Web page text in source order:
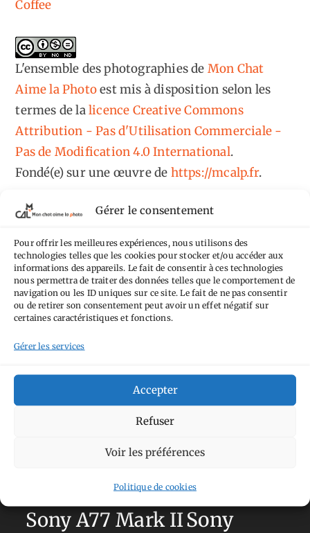
Gérer le consentement
Pour offrir les meilleures expériences, nous utilisons des
technologies telles que les cookies pour stocker et/ou accéder aux
informations des appareils. Le fait de consentir à ces technologies
nous permettra de traiter des données telles que le comportement de
navigation ou les ID uniques sur ce site. Le fait de ne pas consentir
ou de retirer son consentement peut avoir un effet négatif sur
certaines caractéristiques et fonctions.
Gérer les services
Accepter
Refuser
Voir les préférences
Politique de cookies
Coffee
L'ensemble des photographiesde Mon Chat
Aime la Photoest mis à disposition selon les
termes de lalicence Creative Commons
Attribution - Pas d'Utilisation Commerciale -
Pas de Modification 4.0 International.
Fondé(e) sur une œuvre de https://mcalp.fr.
Tags
Ailleurs Aimez-vous bordelAllemagne Andorre
Anti tourisme
perchéCircuit
Academy JaponJournées
du patrimoineLa DéfenseNormandieNorvège
Olympus OM-D E-M5
Paris
Sans adresseSavoie
Sony A77 Mark IISony